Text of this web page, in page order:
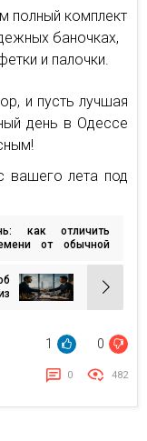
полный комплект
баночках,
и палочки.
и пусть лучшая
день в Одессе
вашего лета под
как отличить
от обычной
1 0
0 482